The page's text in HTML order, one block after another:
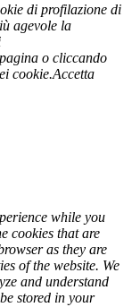
di profilazione di
agevole la
o cliccando
cookie.Accetta
while you
cookies that are
as they are
of the website. We
and understand
stored in your